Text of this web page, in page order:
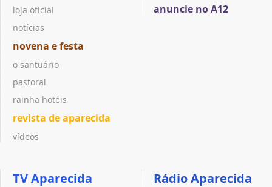
loja oficial
notícias
novena e festa
o santuário
pastoral
rainha hotéis
revista de aparecida
vídeos
anuncie no A12
TV Aparecida Rádio Aparecida